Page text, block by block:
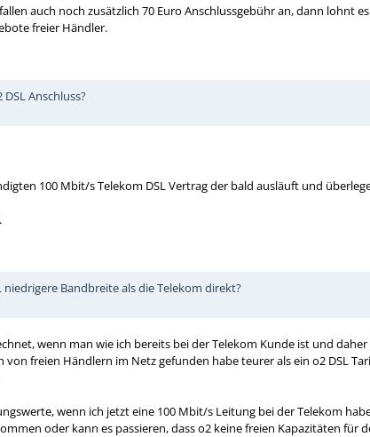
auch noch zusätzlich 70 Euro Anschlussgebühr an, dann
freier Händler.
Anschluss?
100 Mbit/s Telekom DSL Vertrag der bald ausläuft und
niedrigere Bandbreite als die Telekom direkt?
wenn man wie ich bereits bei der Telekom Kunde ist und
von freien Händlern im Netz gefunden habe teurer als ein o2 DSL
wenn ich jetzt eine 100 Mbit/s Leitung bei der Telekom
oder kann es passieren, dass o2 keine freien Kapazitäten